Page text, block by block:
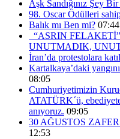
Aşk Sandığınız Şey
98. Oscar Ödülleri
Balık mı Ben mi? 07:44
“ASRIN
UNUTMADIK,
İran’da protestolara
Kartalkaya’daki
08:05
Cumhuriyetimizin
ATATÜRK´ü,
anıyoruz. 09:05
30 AĞUSTOS
12:53